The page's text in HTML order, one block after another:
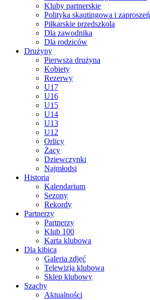
Kluby partnerskie
Polityka skautingowa i zaproszeń
Piłkarskie przedszkola
Dla zawodnika
Dla rodziców
Drużyny
Pierwsza drużyna
Kobiety
Rezerwy
U17
U16
U15
U14
U13
U12
Orlicy
Żacy
Dziewczynki
Najmłodsi
Historia
Kalendarium
Sezony
Rekordy
Partnerzy
Partnerzy
Klub 100
Karta klubowa
Dla kibica
Galeria zdjęć
Telewizja klubowa
Sklep klubowy
Szachy
Aktualności